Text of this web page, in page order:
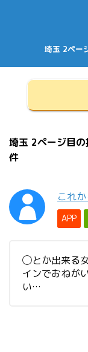
埼玉 2ペー
埼玉 2ページ目
件
これか
APP
◯とか出来る
インでおねが
い…